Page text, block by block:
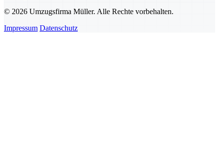
© 2026 Umzugsfirma Müller. Alle Rechte vorbehalten.
Impressum Datenschutz